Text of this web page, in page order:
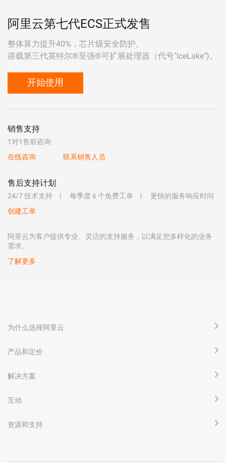
阿里云第七代ECS正式发售
整体算力提升40%，芯片级安全防护。
搭载第三代英特尔®至强®可扩展处理器（代号"IceLake")。
开始使用
销售支持
1对1售前咨询
在线咨询
联系销售人员
售后支持计划
24/7 技术支持 每季度 6 个免费工单
更快的服务响应时间
创建工单
阿里云为客户提供专业、灵活的支持服务，以满足您多样化的业务
需求。
了解更多
为什么选择阿里云
产品和定价
解决方案
互动
资源和支持